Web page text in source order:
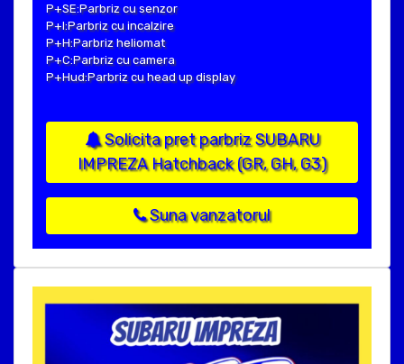
P+SE:Parbriz cu senzor
P+I:Parbriz cu incalzire
P+H:Parbriz heliomat
P+C:Parbriz cu camera
P+Hud:Parbriz cu head up display
Solicita pret parbriz SUBARU
IMPREZA Hatchback (GR, GH, G3)
Suna vanzatorul